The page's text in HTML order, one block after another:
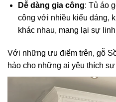
Dễ dàng gia công: Tủ áo
công với nhiều kiểu dáng,
khác nhau, mang lại sự
Với những ưu điểm trên, gỗ
hảo cho những ai yêu thích